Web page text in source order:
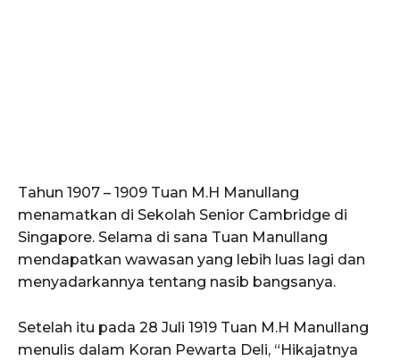
Tahun 1907 – 1909 Tuan M.H Manullang
menamatkan di Sekolah Senior Cambridge di
Singapore. Selama di sana Tuan Manullang
mendapatkan wawasan yang lebih luas lagi dan
menyadarkannya tentang nasib bangsanya.
Setelah itu pada 28 Juli 1919 Tuan M.H Manullang
menulis dalam Koran Pewarta Deli, “Hikajatnya